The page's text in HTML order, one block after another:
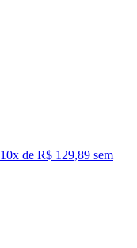
10x de R$ 129,89 sem